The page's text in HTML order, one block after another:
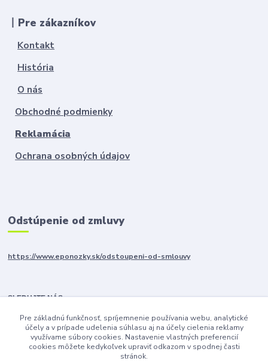
丨Pre zákazníkov
Kontakt
História
O nás
Obchodné podmienky
Reklamácia
Ochrana osobných údajov
Odstúpenie od zmluvy
https://www.eponozky.sk/odstoupeni-od-smlouvy
SLEDUJTE NÁS
Pre základnú funkčnosť, spríjemnenie používania webu, analytické
účely a v prípade udelenia súhlasu aj na účely cielenia reklamy
využívame súbory cookies. Nastavenie vlastných preferencií
cookies môžete kedykoľvek upraviť odkazom v spodnej časti
stránok.